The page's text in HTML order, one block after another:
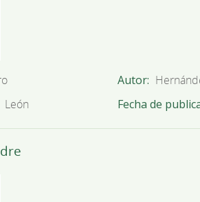
Autor
León Fecha de